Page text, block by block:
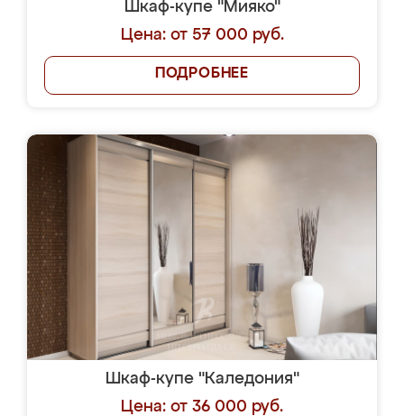
Шкаф-купе "Мияко"
Цена: от 57 000 руб.
ПОДРОБНЕЕ
Шкаф-купе "Каледония"
Цена: от 36 000 руб.